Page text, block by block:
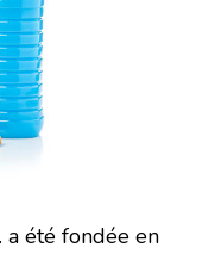
été fondée en